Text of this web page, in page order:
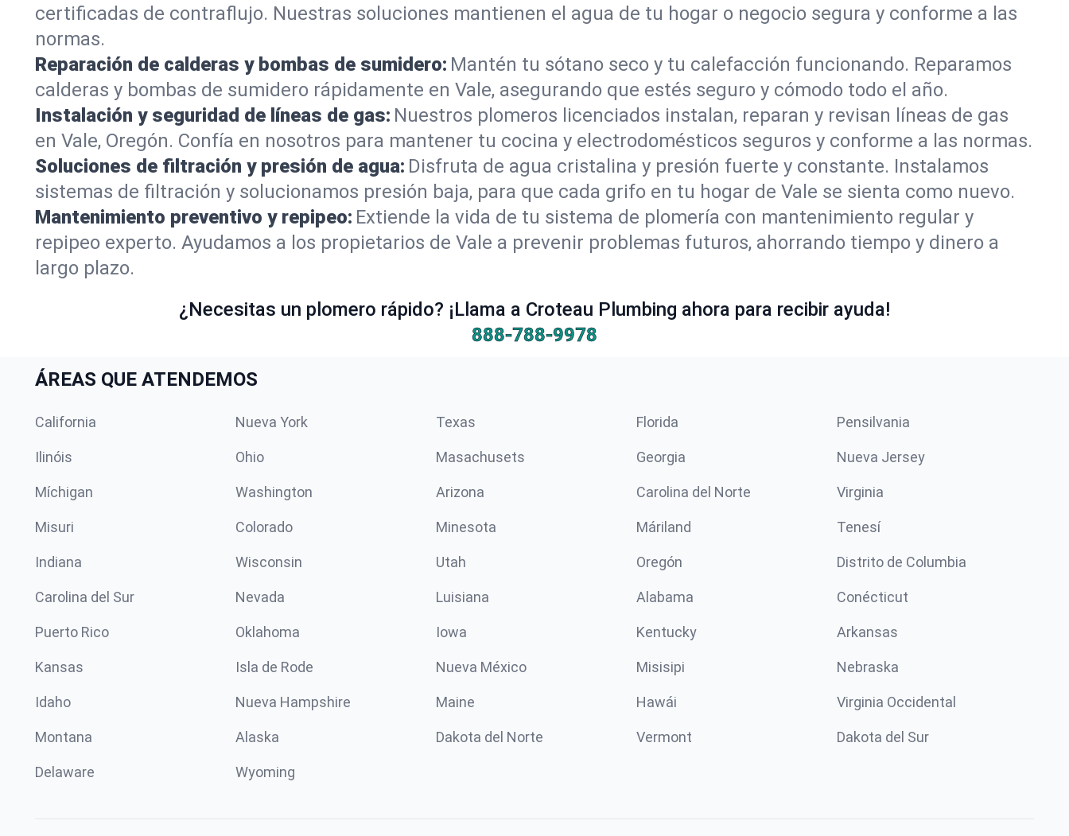
certificadas de contraflujo. Nuestras soluciones mantienen el agua de tu hogar o negocio segura y conforme a las
normas.
Reparación de calderas y bombas de sumidero: Mantén tu sótano seco y tu calefacción funcionando. Reparamos
calderas y bombas de sumidero rápidamente en Vale, asegurando que estés seguro y cómodo todo el año.
Instalación y seguridad de líneas de gas: Nuestros plomeros licenciados instalan, reparan y revisan líneas de gas
en Vale, Oregón. Confía en nosotros para mantener tu cocina y electrodomésticos seguros y conforme a las normas.
Soluciones de filtración y presión de agua: Disfruta de agua cristalina y presión fuerte y constante. Instalamos
sistemas de filtración y solucionamos presión baja, para que cada grifo en tu hogar de Vale se sienta como nuevo.
Mantenimiento preventivo y repipeo: Extiende la vida de tu sistema de plomería con mantenimiento regular y
repipeo experto. Ayudamos a los propietarios de Vale a prevenir problemas futuros, ahorrando tiempo y dinero a
largo plazo.
¿Necesitas un plomero rápido? ¡Llama a Croteau Plumbing ahora para recibir ayuda!
888-788-9978
ÁREAS QUE ATENDEMOS
California Nueva York Texas Florida Pensilvania
Ilinóis Ohio Masachusets Georgia Nueva Jersey
Míchigan Washington Arizona Carolina del Norte Virginia
Misuri Colorado Minesota Máriland Tenesí
Indiana Wisconsin Utah Oregón Distrito de Columbia
Carolina del Sur Nevada Luisiana Alabama Conécticut
Puerto Rico Oklahoma Iowa Kentucky Arkansas
Kansas Isla de Rode Nueva México Misisipi Nebraska
Idaho Nueva Hampshire Maine Hawái Virginia Occidental
Montana Alaska Dakota del Norte Vermont Dakota del Sur
Delaware Wyoming